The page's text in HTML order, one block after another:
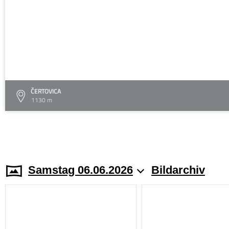
ČERTOVICA
1130 m
Samstag 06.06.2026 Bildarchiv